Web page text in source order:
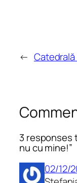
←
3 responses
nu cu mine!”
02/12/